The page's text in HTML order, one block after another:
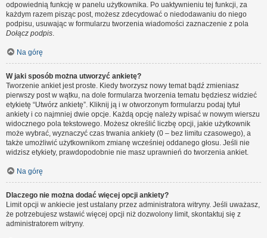
odpowiednią funkcję w panelu użytkownika. Po uaktywnieniu tej funkcji, za
każdym razem pisząc post, możesz zdecydować o niedodawaniu do niego
podpisu, usuwając w formularzu tworzenia wiadomości zaznaczenie z pola
Dołącz podpis.
Na górę
W jaki sposób można utworzyć ankietę?
Tworzenie ankiet jest proste. Kiedy tworzysz nowy temat bądź zmieniasz
pierwszy post w wątku, na dole formularza tworzenia tematu będziesz widzieć
etykietę “Utwórz ankietę”. Kliknij ją i w otworzonym formularzu podaj tytuł
ankiety i co najmniej dwie opcje. Każdą opcję należy wpisać w nowym wierszu
widocznego pola tekstowego. Możesz określić liczbę opcji, jakie użytkownik
może wybrać, wyznaczyć czas trwania ankiety (0 – bez limitu czasowego), a
także umożliwić użytkownikom zmianę wcześniej oddanego głosu. Jeśli nie
widzisz etykiety, prawdopodobnie nie masz uprawnień do tworzenia ankiet.
Na górę
Dlaczego nie można dodać więcej opcji ankiety?
Limit opcji w ankiecie jest ustalany przez administratora witryny. Jeśli uważasz,
że potrzebujesz wstawić więcej opcji niż dozwolony limit, skontaktuj się z
administratorem witryny.